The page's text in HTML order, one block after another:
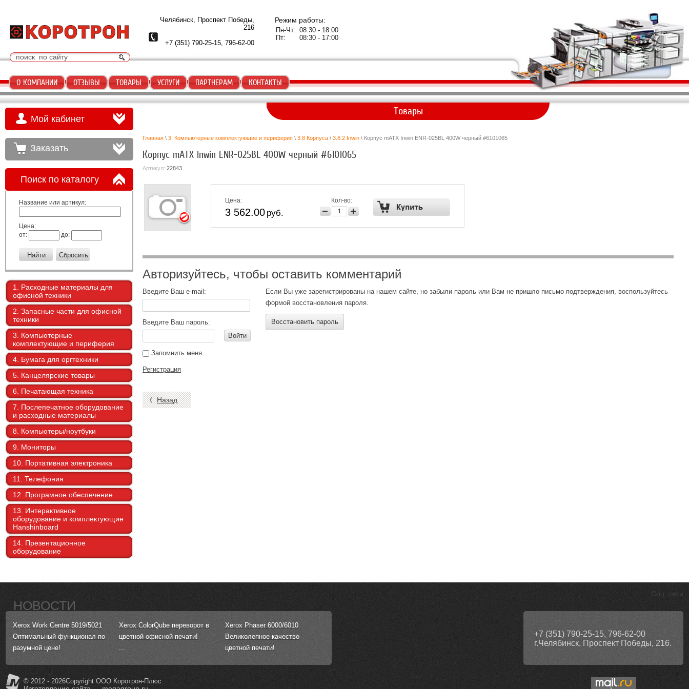
Челябинск, Проспект Победы,
216
+7 (351) 790-25-15, 796-62-00
Режим работы:
Пн-Чт:
Пт:
08:30 - 18:00
08:30 - 17:00
О КОМПАНИИ ОТЗЫВЫ ТОВАРЫ УСЛУГИ ПАРТНЕРАМ КОНТАКТЫ
Мой кабинет
Заказать
Поиск по каталогу
Название или артикул:
Цена:
от:
до:
1. Расходные материалы для
офисной техники
2. Запасные части для офисной
техники
3. Компьютерные
комплектующие и периферия
4. Бумага для оргтехники
5. Канцелярские товары
6. Печатающая техника
7. Послепечатное оборудование
и расходные материалы
8. Компьютеры/ноутбуки
9. Мониторы
10. Портативная электроника
11. Телефония
12. Програмное обеспечение
13. Интерактивное
оборудование и комплектующие
Hanshinboard
14. Презентационное
оборудование
Товары
Главная \ 3. Компьютерные комплектующие и периферия \ 3.8 Корпуса \ 3.8.2 Inwin \ Корпус mATX Inwin ENR-025BL 400W черный #6101065
Корпус mATX Inwin ENR-025BL 400W черный #6101065
Артикул: 22843
Цена:
3 562.00 руб.
Кол-во:
Авторизуйтесь, чтобы оставить комментарий
Введите Ваш e-mail:
Введите Ваш пароль:
Войти
Запомнить меня
Регистрация
Если Вы уже зарегистрированы на нашем сайте, но забыли пароль или Вам не пришло письмо подтверждения, воспользуйтесь
формой восстановления пароля.
Восстановить пароль
Назад
Соц. сети
+7 (351) 790-25-15, 796-62-00
г.Челябинск, Проспект Победы, 216.
НОВОСТИ
Xerox Work Centre 5019/5021
Оптимальный функционал по
разумной цене!
Xerox ColorQube переворот в
цветной офисной печати!
...
Xerox Phaser 6000/6010
Великолепное качество
цветной печати!
© 2012 - 2026Copyright ООО Коротрон-Плюс